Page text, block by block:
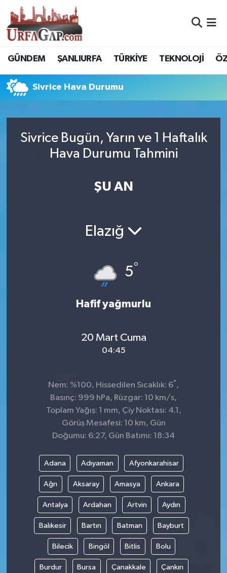
GÜNDEM ŞANLIURFA TÜRKİYE TEKNOLOJİ
Sivrice Hava Durumu
Sivrice Bugün, Yarın ve 1 Haftalık
Hava Durumu Tahmini
ŞU AN
Elazığ
5°
Hafif yağmurlu
20 Mart Cuma
04:45
Nem: %100, Hissedilen Sıcaklık: 6° ,
Basınç: 999 hPa, Rüzgar: 10 km/s,
Toplam Yağış: 1 mm, Çiy Noktası: 4.1,
Görüş Mesafesi: 10 km, Gün
Doğumu: 6:27, Gün Batımı: 18:34
Adana Adıyaman Afyonkarahisar
Ağrı Aksaray Amasya Ankara
Antalya Ardahan Artvin Aydın
Balıkesir Bartın Batman Bayburt
Bilecik Bingöl Bitlis Bolu
Burdur Bursa Çanakkale Çankırı
Nöbetçi Eczaneler
Hava Durumu
Namaz Vakitleri
Trafik Durumu
Süper Lig Puan Durumu ve Fikstür
Son Dakika Haberleri